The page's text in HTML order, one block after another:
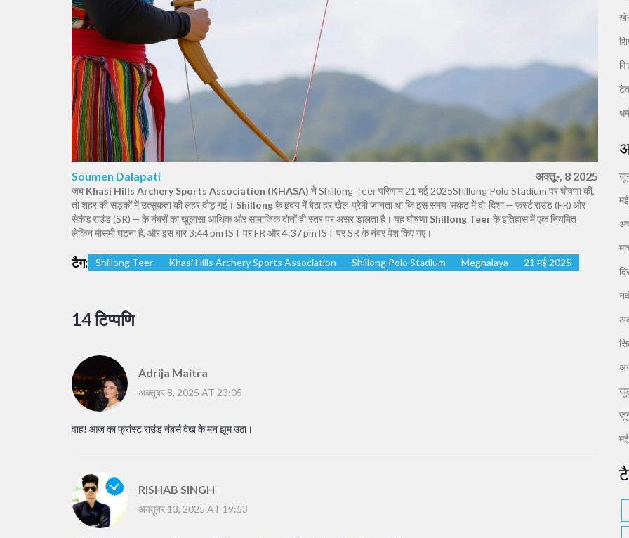
Soumen Dalapati अक्तू॰, 8 2025
जब Khasi Hills Archery Sports Association (KHASA) नेShillong Teer परिणाम 21 मई 2025Shillong Polo Stadium पर घोषणा की,
तो शहर की सड़कों में उत्सुकता की लहर दौड़ गई। Shillongके हृदय में बैठा हर खेल‑प्रेमी जानता था कि इस समय‑संकट में दो‑दिशा — फ़र्स्ट राउंड (FR) और
सेकंड राउंड (SR) — के नंबरों का खुलासा आर्थिक और सामाजिक दोनों ही स्तर पर असर डालता है। यह घोषणा Shillong Teerके इतिहास में एक नियमित
लेकिन मौसमी घटना है, और इस बार 3:44 pm IST पर FR और 4:37 pm IST पर SR के नंबर पेश किए गए।
टैग: Shillong Teer Khasi Hills Archery Sports Association Shillong Polo Stadium Meghalaya 21 मई 2025
14 टिप्पणि
Adrija Maitra
अक्तूबर 8, 2025 AT 23:05
वाह! आज का फ्रांस्ट राउंड नंबर्स देख के मन झूम उठा।
RISHAB SINGH
अक्तूबर 13, 2025 AT 19:53